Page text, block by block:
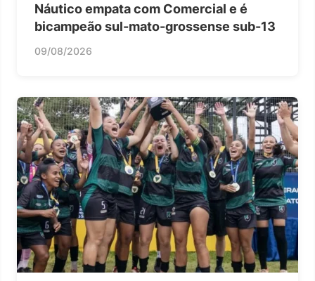
Náutico empata com Comercial e é
bicampeão sul-mato-grossense sub-13
09/08/2026